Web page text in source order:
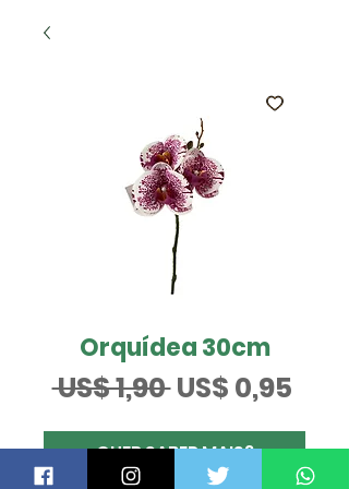
Orquídea 30cm
US$ 1,90 Preço
normal
US$ 0,95
QUER SABER MAIS?